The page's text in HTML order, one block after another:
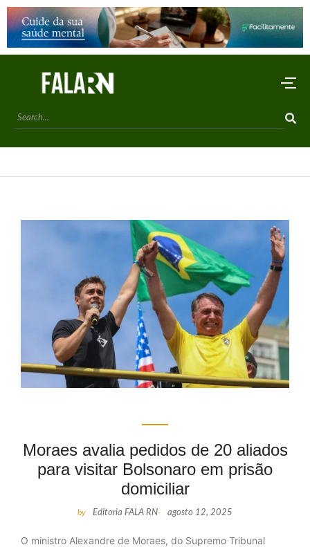
Moraes avalia pedidos de 20 aliados
para visitar Bolsonaro em prisão
domiciliar
by Editoria FALA RN- agosto 12, 2025
O ministro Alexandre de Moraes, do Supremo Tribunal